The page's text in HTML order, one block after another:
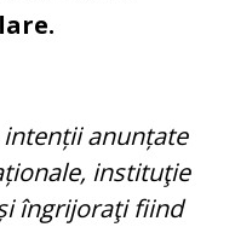
intenții anunțate
instituţie
îngrijoraţi fiind